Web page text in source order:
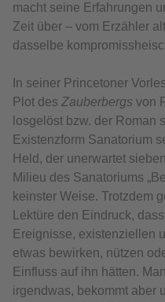
macht seine Erfahrungen
Zeit über – vom Erzähler
dasselbe
In seiner Princetoner
Plot des Zauberbergs von
losgelöst bzw. der Roman
Existenzform Sanatorium
Held, der unerwartet
Milieu des Sanatoriums
keinster Weise. Trotzdem
Lektüre den Eindruck,
Ereignisse, existenziellen
etwas bewirken, nützen
Einfluss auf ihn hätten.
irgendwas, bekommt aber